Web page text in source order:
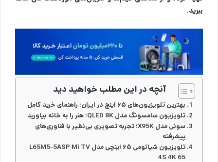
ببرید.
آنچه در این مطلب خواهید دید
بهترین تلویزیون‌های ۶۵ اینچ در ایران؛ راهنمای خرید کامل
تلویزیون سامسونگ مدل QLED 8K؛ هنر را به خانه بیاورید
سونی مدل X95K؛ تجربه تصویری بی‌نظیر با فناوری‌های
پیشرفته
تلویزیون شیائومی ۶۵ اینچی مدل L65M5-5ASP Mi TV
4S 4K 65